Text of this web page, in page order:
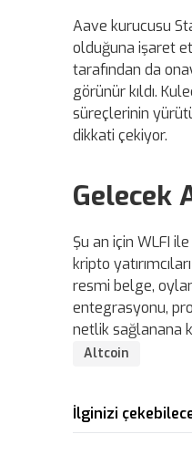
Aave kurucusu
olduğuna işaret
tarafından da
görünür kıldı.
süreçlerinin
dikkati çekiyor.
Gelecek
Şu an için WLFI
kripto
resmi belge,
entegrasyonu,
netlik sağlanana
Altcoin
İlginizi